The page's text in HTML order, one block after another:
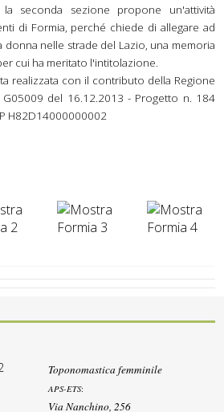
seconda sezione propone un'attività
di Formia, perché chiede di allegare ad
donna nelle strade del Lazio, una memoria
cui ha meritato l'intitolazione.
realizzata con il contributo della Regione
del 16.12.2013 - Progetto n. 184
H82D14000000002
Toponomastica femminile
APS-ETS:
Via Nanchino, 256